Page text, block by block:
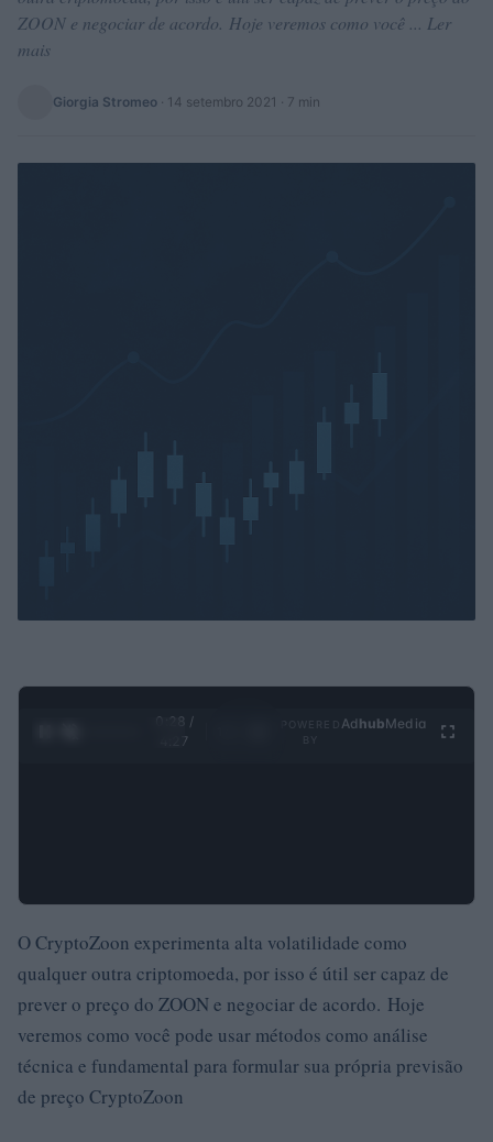
ZOON e negociar de acordo. Hoje veremos como você ... Ler
mais
Giorgia Stromeo · 14 setembro 2021 · 7 min
0:30 /
4:27
Ad hubMedia
O CryptoZoon experimenta alta volatilidade como
qualquer outra criptomoeda, por isso é útil ser capaz de
prever o preço do ZOON e negociar de acordo. Hoje
veremos como você pode usar métodos como análise
técnica e fundamental para formular sua própria previsão
de preço CryptoZoon